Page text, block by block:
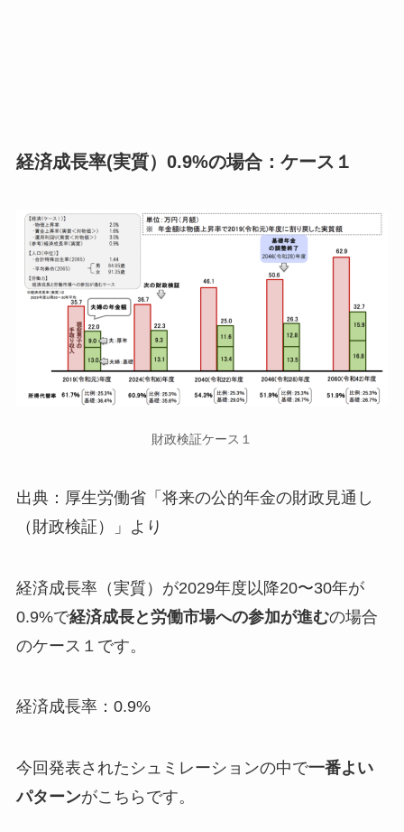
経済成長率(実質）0.9%の場合：ケース１
財政検証ケース１
出典：厚生労働省「将来の公的年金の財政見通し
（財政検証）」より
経済成長率（実質）が2029年度以降20〜30年が
0.9%で経済成長と労働市場への参加が進むの場合
のケース１です。
経済成長率：0.9%
今回発表されたシュミレーションの中で一番よい
パターンがこちらです。